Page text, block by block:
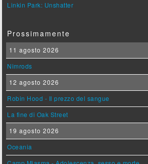
Linkin Park: Unshatter
Prossimamente
11 agosto 2026
Nimrods
12 agosto 2026
Robin Hood - Il prezzo del sangue
La fine di Oak Street
19 agosto 2026
Oceania